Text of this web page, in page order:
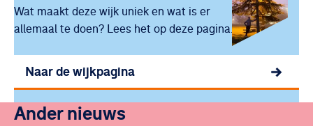
Wat maakt deze wijk uniek en wat is er
allemaal te doen? Lees het op deze pagina.
Naar de wijkpagina
Ander nieuws